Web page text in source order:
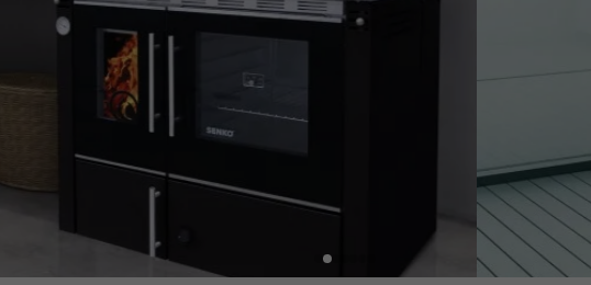
Täljstenskaminer Vedpannor
Shoppa nu